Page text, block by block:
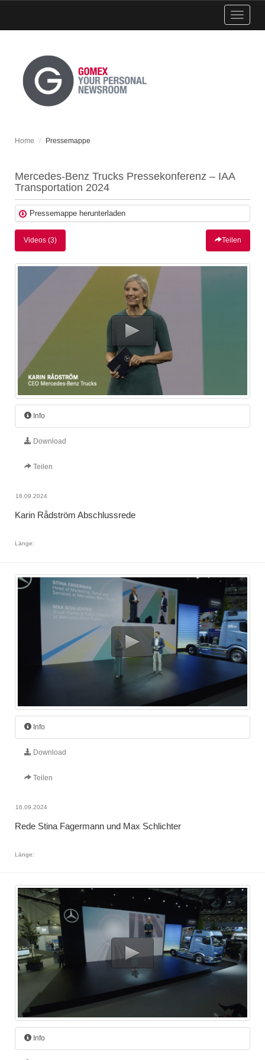
Menü
Home Pressemappe
Mercedes-Benz Trucks Pressekonferenz – IAA
Transportation 2024
Pressemappe herunterladen
Videos (3) Teilen
Info
Download
Teilen
16.09.2024
Karin Rådström Abschlussrede
Länge:
Info
Download
Teilen
16.09.2024
Rede Stina Fagermann und Max Schlichter
Länge:
Info